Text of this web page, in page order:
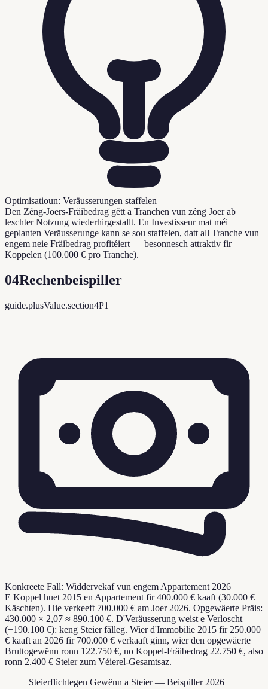
Optimisatioun: Veräusserungen staffelen
Den Zéng-Joers-Fräibedrag gëtt a Tranchen vun zéng Joer ab
leschter Notzung wiederhirgestallt. En Investisseur mat méi
geplanten Veräusserunge kann se sou staffelen, datt all Tranche vun
engem neie Fräibedrag profitéiert — besonnesch attraktiv fir
Koppelen (100.000 € pro Tranche).
04Rechenbeispiller
guide.plusValue.section4P1
Konkreete Fall: Widdervekaf vun engem Appartement 2026
E Koppel huet 2015 en Appartement fir 400.000 € kaaft (30.000 €
Käschten). Hie verkeeft 700.000 € am Joer 2026. Opgewäerte Präis:
430.000 × 2,07 ≈ 890.100 €. D'Veräusserung weist e Verloscht
(−190.100 €): keng Steier fälleg. Wier d'Immobilie 2015 fir 250.000
€ kaaft an 2026 fir 700.000 € verkaaft ginn, wier den opgewäerte
Bruttogewënn ronn 122.750 €, no Koppel-Fräibedrag 22.750 €, also
ronn 2.400 € Steier zum Véierel-Gesamtsaz.
Steierflichtegen Gewënn a Steier — Beispiller 2026